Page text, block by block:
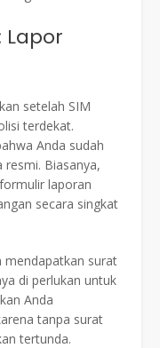
Lapor
setelah SIM
terdekat.
Anda sudah
resmi. Biasanya,
laporan
secara singkat
mendapatkan surat
di perlukan untuk
Anda
tanpa surat
tertunda.